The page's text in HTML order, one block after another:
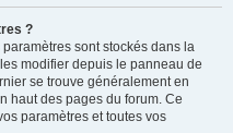
?
sont stockés dans la
modifier depuis le panneau de
se trouve généralement en
haut des pages du forum. Ce
paramètres et toutes vos